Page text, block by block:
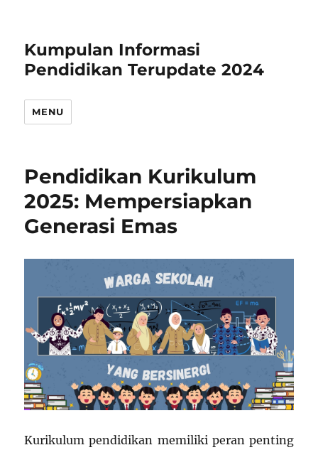
Kumpulan Informasi
Pendidikan Terupdate 2024
MENU
Pendidikan Kurikulum
2025: Mempersiapkan
Generasi Emas
Kurikulum pendidikan memiliki peran penting